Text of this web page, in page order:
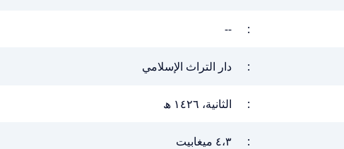
:
--
: دار التراث الإسلامي
: الثانية، ١٤٢٦ ھ
: ٤،٣ ميغابيت